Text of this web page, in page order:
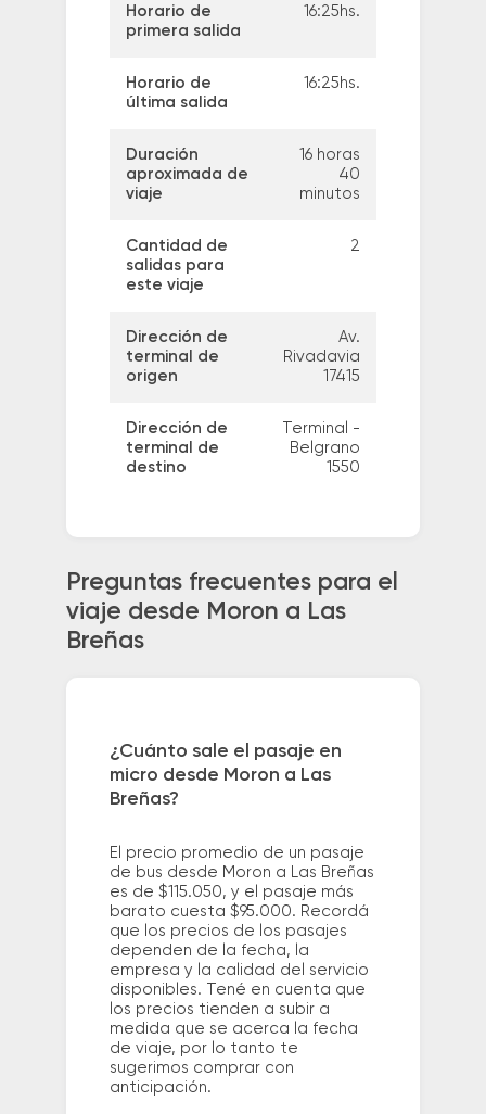
Horario de
primera salida
16:25hs.
Horario de
última salida
16:25hs.
Duración
aproximada de
viaje
16 horas
40
minutos
Cantidad de
salidas para
este viaje
2
Dirección de
terminal de
origen
Av.
Rivadavia
17415
Dirección de
terminal de
destino
Terminal -
Belgrano
1550
Preguntas frecuentes para el
viaje desde Moron a Las
Breñas
¿Cuánto sale el pasaje en
micro desde Moron a Las
Breñas?
El precio promedio de un pasaje
de bus desde Moron a Las Breñas
es de $115.050, y el pasaje más
barato cuesta $95.000. Recordá
que los precios de los pasajes
dependen de la fecha, la
empresa y la calidad del servicio
disponibles. Tené en cuenta que
los precios tienden a subir a
medida que se acerca la fecha
de viaje, por lo tanto te
sugerimos comprar con
anticipación.